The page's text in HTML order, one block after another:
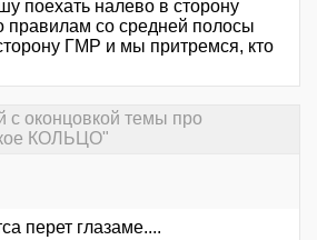
поехать налево в сторону
правилам со средней полосы
ГМР и мы притремся, кто
с оконцовкой темы про
КОЛЬЦО"
перет глазаме....